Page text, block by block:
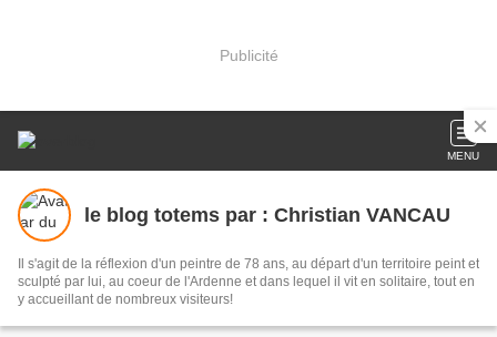
Publicité
MENU
le blog totems par : Christian VANCAU
Il s'agit de la réflexion d'un peintre de 78 ans, au départ d'un territoire peint et
sculpté par lui, au coeur de l'Ardenne et dans lequel il vit en solitaire, tout en
y accueillant de nombreux visiteurs!